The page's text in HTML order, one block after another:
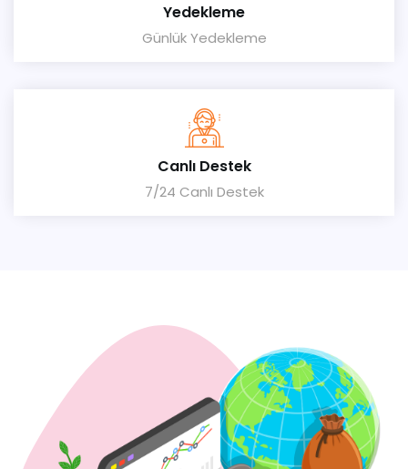
Yedekleme
Günlük Yedekleme
Canlı Destek
7/24 Canlı Destek